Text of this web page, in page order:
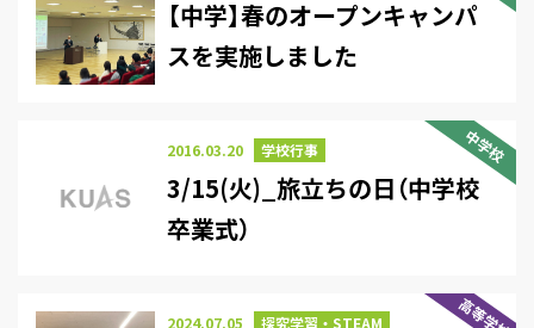
【中学】春のオープンキャンパ
スを実施しました
中学校
2016.03.20 学校行事
3/15(火)_旅立ちの日（中学校
卒業式）
高等学校
2024.07.05 探究学習・STEAM